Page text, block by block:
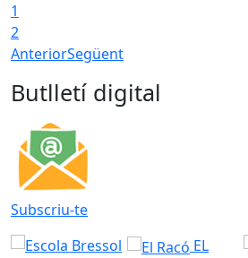
1
2
AnteriorSegüent
Butlletí digital
Subscriu-te
EL